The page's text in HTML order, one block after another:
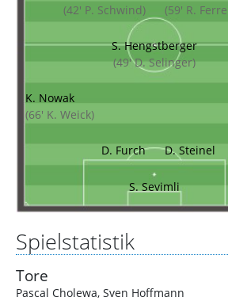
(42' P. Schwind)
(59' R.
S. Hengstberger
(49' D. Selinger)
K. Nowak
(66' K. Weick)
D. Furch D. Steinel
S. Sevimli
Spielstatistik
Tore
Pascal Cholewa, Sven Hoffmann